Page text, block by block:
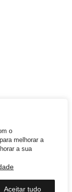
o
melhorar a
a sua
Aceitar tudo
DE